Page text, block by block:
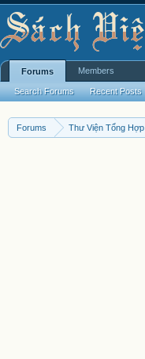
Forums Thư Viện Tổng Hợp
Forums
Search Forums Recent Posts
Members